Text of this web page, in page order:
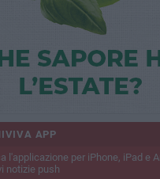
APP
l'applicazione per iPhone, iPad e
notizie push